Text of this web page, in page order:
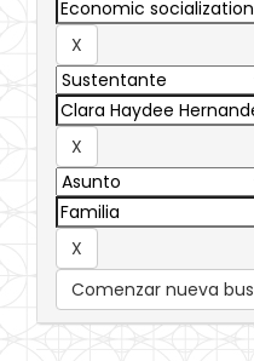
Comenzar nueva